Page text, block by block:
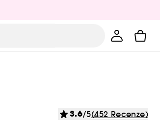
3.6/5(452 Recenze)